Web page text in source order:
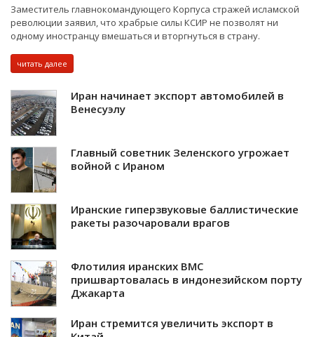
Заместитель главнокомандующего Корпуса стражей исламской
революции заявил, что храбрые силы КСИР не позволят ни
одному иностранцу вмешаться и вторгнуться в страну.
читать далее
Иран начинает экспорт автомобилей в
Венесуэлу
Главный советник Зеленского угрожает
войной с Ираном
Иранские гиперзвуковые баллистические
ракеты разочаровали врагов
Флотилия иранских ВМС
пришвартовалась в индонезийском порту
Джакарта
Иран стремится увеличить экспорт в